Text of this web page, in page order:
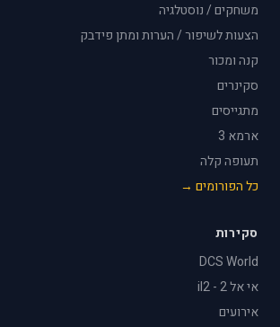
משחקים / נוסטלגיה
הצעות לשיפור / הערות ומתן פידבק
קנה ומכור
סקינרים
מתגייסים
ארמא 3
תעופה קלה
כל הפורומים →
סקירות
DCS World
אי אל 2 - il2
אירועים